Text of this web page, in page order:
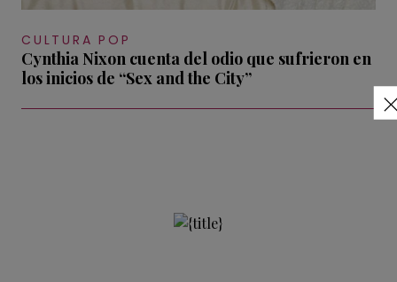
CULTURA POP
Cynthia Nixon cuenta del odio que sufrieron en
los inicios de “Sex and the City”